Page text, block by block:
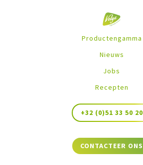
Productengamma
Nieuws
Jobs
Recepten
+32 (0)51 33 50 20
CONTACTEER ONS